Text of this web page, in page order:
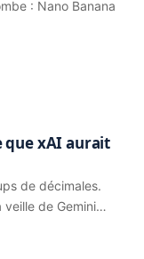
: Nano Banana
que xAI aurait
de décimales.
veille de Gemini…